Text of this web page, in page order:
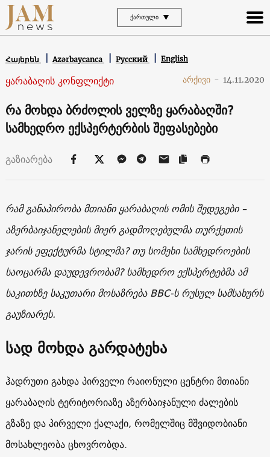
ᲥᲐᲠᲗᲣᲚᲘ
Հայերեն Azərbaycanca Русский English
ყარაბაღის კონფლიქტი არქივი - 14.11.2020
რა მოხდა ბრძოლის ველზე ყარაბაღში?
სამხედრო ექსპერტერბის შეფასებები
გაზიარება
რამგანაპირობა მთიანიყარაბაღის ომის შედეგები–
აზერბაიჯანელების მიერ გადმოღებულმა თურქეთის
ჯარისეფექტურმა სტილმა?თუ სომეხი სამხედროების
საოცარმა დაუდევრობამ?სამხედროექსპერტებმა ამ
საკითხზე საკუთარი მოსაზრებაBBC-ს რუსულ სამსახურს
გაუზიარეს.
სად მოხდა გარდატეხა
ჰადრუთი გახდა პირველი რაიონული ცენტრი მთიანი
ყარაბაღის ტერიტორიაზე აზერბაიჯანული ძალების
გზაზე და პირველი ქალაქი, რომელშიც მშვიდობიანი
მოსახლეობა ცხოვრობდა.